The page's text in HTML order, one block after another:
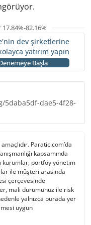
82.16%
dev şirketlerine
yatırım yapın
Başla
dae5-4f28-
Paratic.com’da
kapsamında
kurumlar, portföy yönetim
ile müşteri arasında
çerçevesinde
mali durumunuz ile risk
yalnızca burada yer
uygun